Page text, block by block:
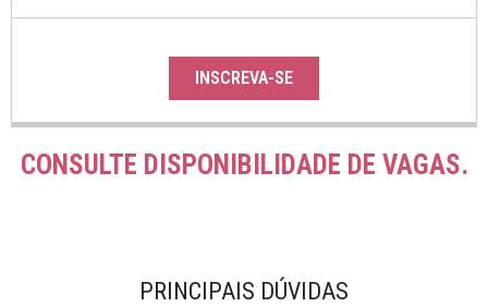
INSCREVA-SE
CONSULTE DISPONIBILIDADE DE VAGAS.
PRINCIPAIS DÚVIDAS